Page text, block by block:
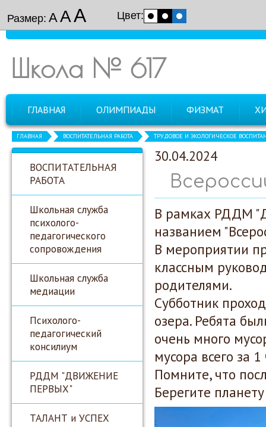
Размер: ААА Цвет:
Школа № 617
ГЛАВНАЯ ОЛИМПИАДЫ ФИЗМАТ
ГЛАВНАЯ ВОСПИТАТЕЛЬНАЯ РАБОТА ТРУДОВОЕ И ЭКОЛОГИЧЕСКОЕ
ВОСПИТАТЕЛЬНАЯ
РАБОТА
Школьная служба
психолого-
педагогического
сопровождения
Школьная служба
медиации
Психолого-
педагогический
консилиум
РДДМ "ДВИЖЕНИЕ
ПЕРВЫХ"
ТАЛАНТ и УСПЕХ
30.04.2024
В рамках РДДМ
названием
В мероприятии
классным
родителями.
Субботник
озера. Ребята
очень много
мусора всего за 1
Помните, что
Берегите